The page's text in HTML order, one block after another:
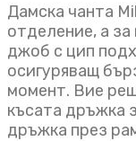
Дамска чанта
отделение, а
джоб с цип
осигуряващ
момент. Вие
късата дръжка
дръжка през